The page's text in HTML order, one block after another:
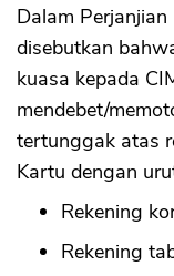
Dalam
disebutkan
kuasa kepada
mendebet/
tertunggak atas
Kartu dengan
Rekening
Rekening